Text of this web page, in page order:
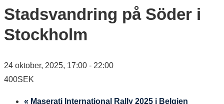
Stadsvandring på Söder i
Stockholm
24 oktober, 2025, 17:00 - 22:00
400SEK
« Maserati International Rally 2025 i Belgien